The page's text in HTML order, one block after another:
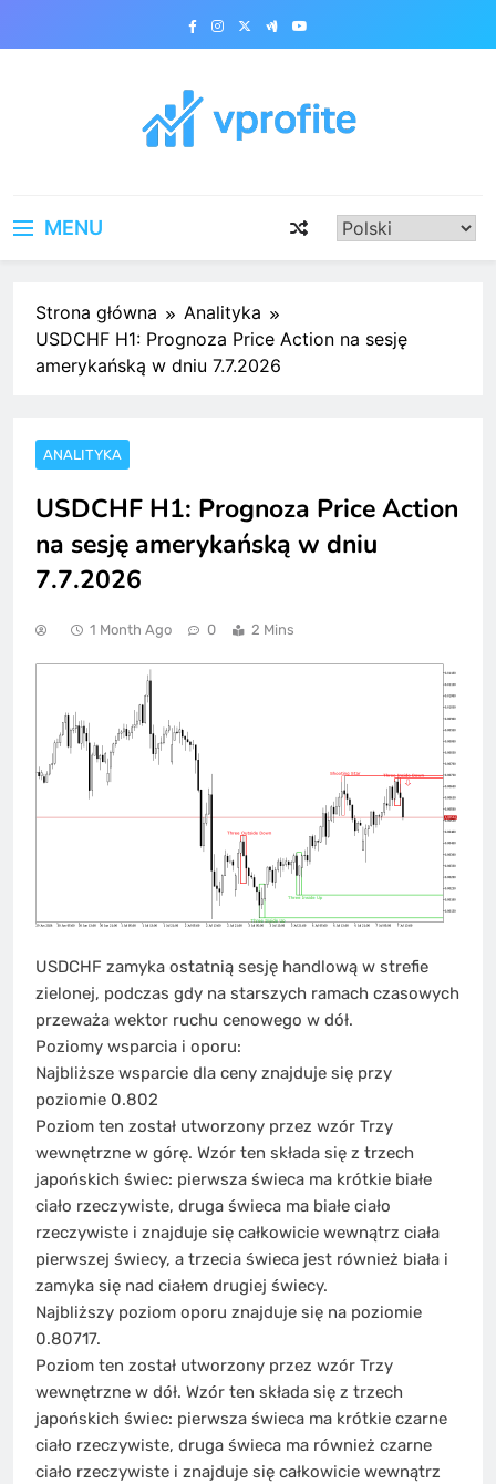
MENU
Strona główna
Analityka
USDCHF H1: Prognoza Price Action na sesję
amerykańską w dniu 7.7.2026
ANALITYKA
USDCHF H1: Prognoza Price Action
na sesję amerykańską w dniu
7.7.2026
1 Month Ago 0 2 Mins
USDCHF zamyka ostatnią sesję handlową w strefie
zielonej, podczas gdy na starszych ramach czasowych
przeważa wektor ruchu cenowego w dół.
Poziomy wsparcia i oporu:
Najbliższe wsparcie dla ceny znajduje się przy
poziomie 0.802
Poziom ten został utworzony przez wzór Trzy
wewnętrzne w górę. Wzór ten składa się z trzech
japońskich świec: pierwsza świeca ma krótkie białe
ciało rzeczywiste, druga świeca ma białe ciało
rzeczywiste i znajduje się całkowicie wewnątrz ciała
pierwszej świecy, a trzecia świeca jest również biała i
zamyka się nad ciałem drugiej świecy.
Najbliższy poziom oporu znajduje się na poziomie
0.80717.
Poziom ten został utworzony przez wzór Trzy
wewnętrzne w dół. Wzór ten składa się z trzech
japońskich świec: pierwsza świeca ma krótkie czarne
ciało rzeczywiste, druga świeca ma również czarne
ciało rzeczywiste i znajduje się całkowicie wewnątrz